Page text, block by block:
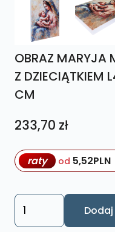
OBRAZ MARYJA
Z DZIECIĄTKIEM
CM
233,70 zł
raty od 5,52PLN
ilość
OBRAZ